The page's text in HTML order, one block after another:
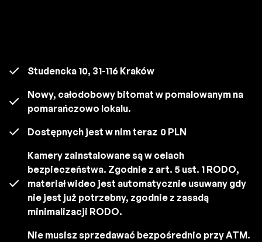
Studencka 10, 31-116 Kraków
Nowy, całodobowy bitomat w pomalowanym na
pomarańczowo lokalu.
Dostępnych jest w nim teraz 0 PLN
Kamery zainstalowane są w celach
bezpieczeństwa. Zgodnie z art. 5 ust. 1 RODO,
materiał wideo jest automatycznie usuwany gdy
nie jest już potrzebny, zgodnie z zasadą
minimalizacji RODO.
Nie musisz sprzedawać bezpośrednio przy ATM.